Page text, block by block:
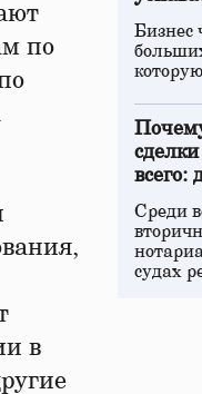
по
в
Бизнес
всего:
Среди
судах